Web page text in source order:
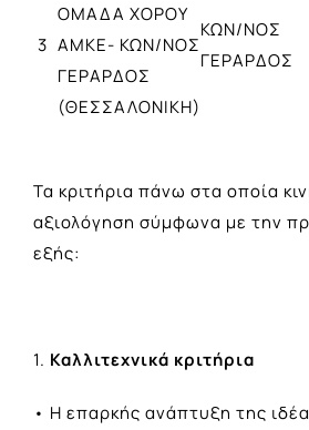
3
ΟΜΑΔΑ ΧΟΡΟΥ
ΑΜΚΕ- ΚΩΝ/ΝΟΣ
ΓΕΡΑΡΔΟΣ
(ΘΕΣΣΑΛΟΝΙΚΗ)
ΚΩΝ/ΝΟΣ
ΓΕΡΑΡΔΟΣ
Τα κριτήρια πάνω στα οποία
αξιολόγηση σύμφωνα με την
εξής:
1. Καλλιτεχνικά κριτήρια
• Η επαρκής ανάπτυξη της